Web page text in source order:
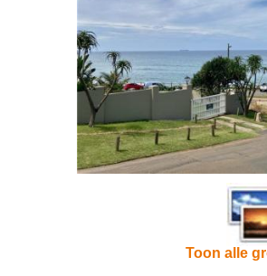
Toon alle